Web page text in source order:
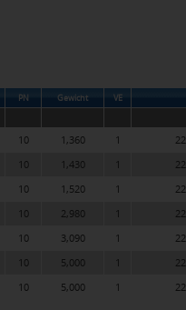
PN Gewicht VE
10 1,360 1
10 1,430 1
10 1,520 1
10 2,980 1
10 3,090 1
10 5,000 1
10 5,000 1